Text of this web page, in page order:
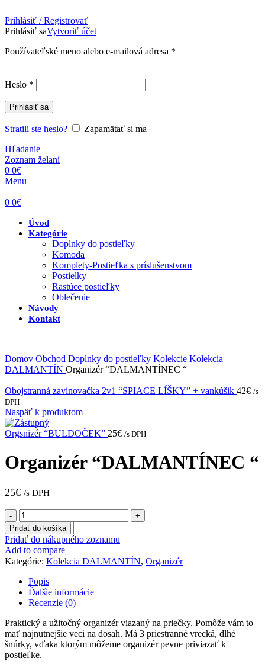
Prihlásiť / Registrovať
Prihlásiť saVytvoriť účet
Používateľské meno alebo e-mailová adresa *
Heslo *
Prihlásiť sa
Stratili ste heslo?
Zapamätať si ma
Hľadanie
Zoznam želaní
0 0€
Menu
0 0€
Úvod
Kategórie
Doplnky do postieľky
Komoda
Komplety-Postieľka s príslušenstvom
Postielky
Rastúce postieľky
Oblečenie
Návody
Kontakt
Domov Obchod Doplnky do postieľky Kolekcie Kolekcia
DALMANTÍN Organizér “DALMANTÍNEC “
Obojstranná zavinovačka 2v1 “SPIACE LÍŠKY” + vankúšik 42€ /s
DPH
Naspäť k produktom
Orgsnizér “BULDOČEK” 25€ /s DPH
Organizér “DALMANTÍNEC “
25€ /s DPH
množstvo
Organizér
“DALMANTÍNEC
“
Pridať do košíka
Pridať do nákupného zoznamu
Add to compare
Kategórie: Kolekcia DALMANTÍN, Organizér
Popis
Ďalšie informácie
Recenzie (0)
Praktický a užitočný organizér viazaný na priečky. Pomôže vám to
mať najnutnejšie veci na dosah. Má 3 priestranné vrecká, dlhé
šnúrky, vďaka ktorým môžeme organizér pevne priviazať k
postieľke.